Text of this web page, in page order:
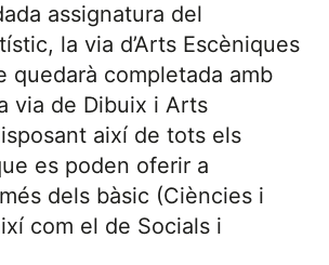
assignatura del
la via d’Arts Escèniques
quedarà completada amb
via de Dibuix i Arts
així de tots els
es poden oferir a
dels bàsic (Ciències i
com el de Socials i